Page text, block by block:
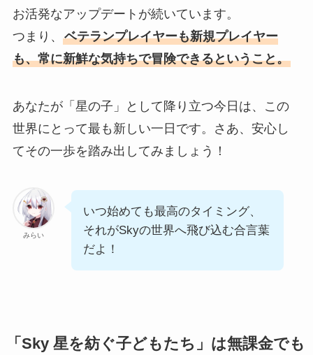
お活発なアップデートが続いています。
つまり、 ベテランプレイヤーも新規プレイヤー
も、常に新鮮な気持ちで冒険できるということ。
あなたが「星の子」として降り立つ今日は、この
世界にとって最も新しい一日です。さあ、安心し
てその一歩を踏み出してみましょう！
みらい
いつ始めても最高のタイミング、
それがSkyの世界へ飛び込む合言葉
だよ！
「Sky 星を紡ぐ子どもたち」は無課金でも